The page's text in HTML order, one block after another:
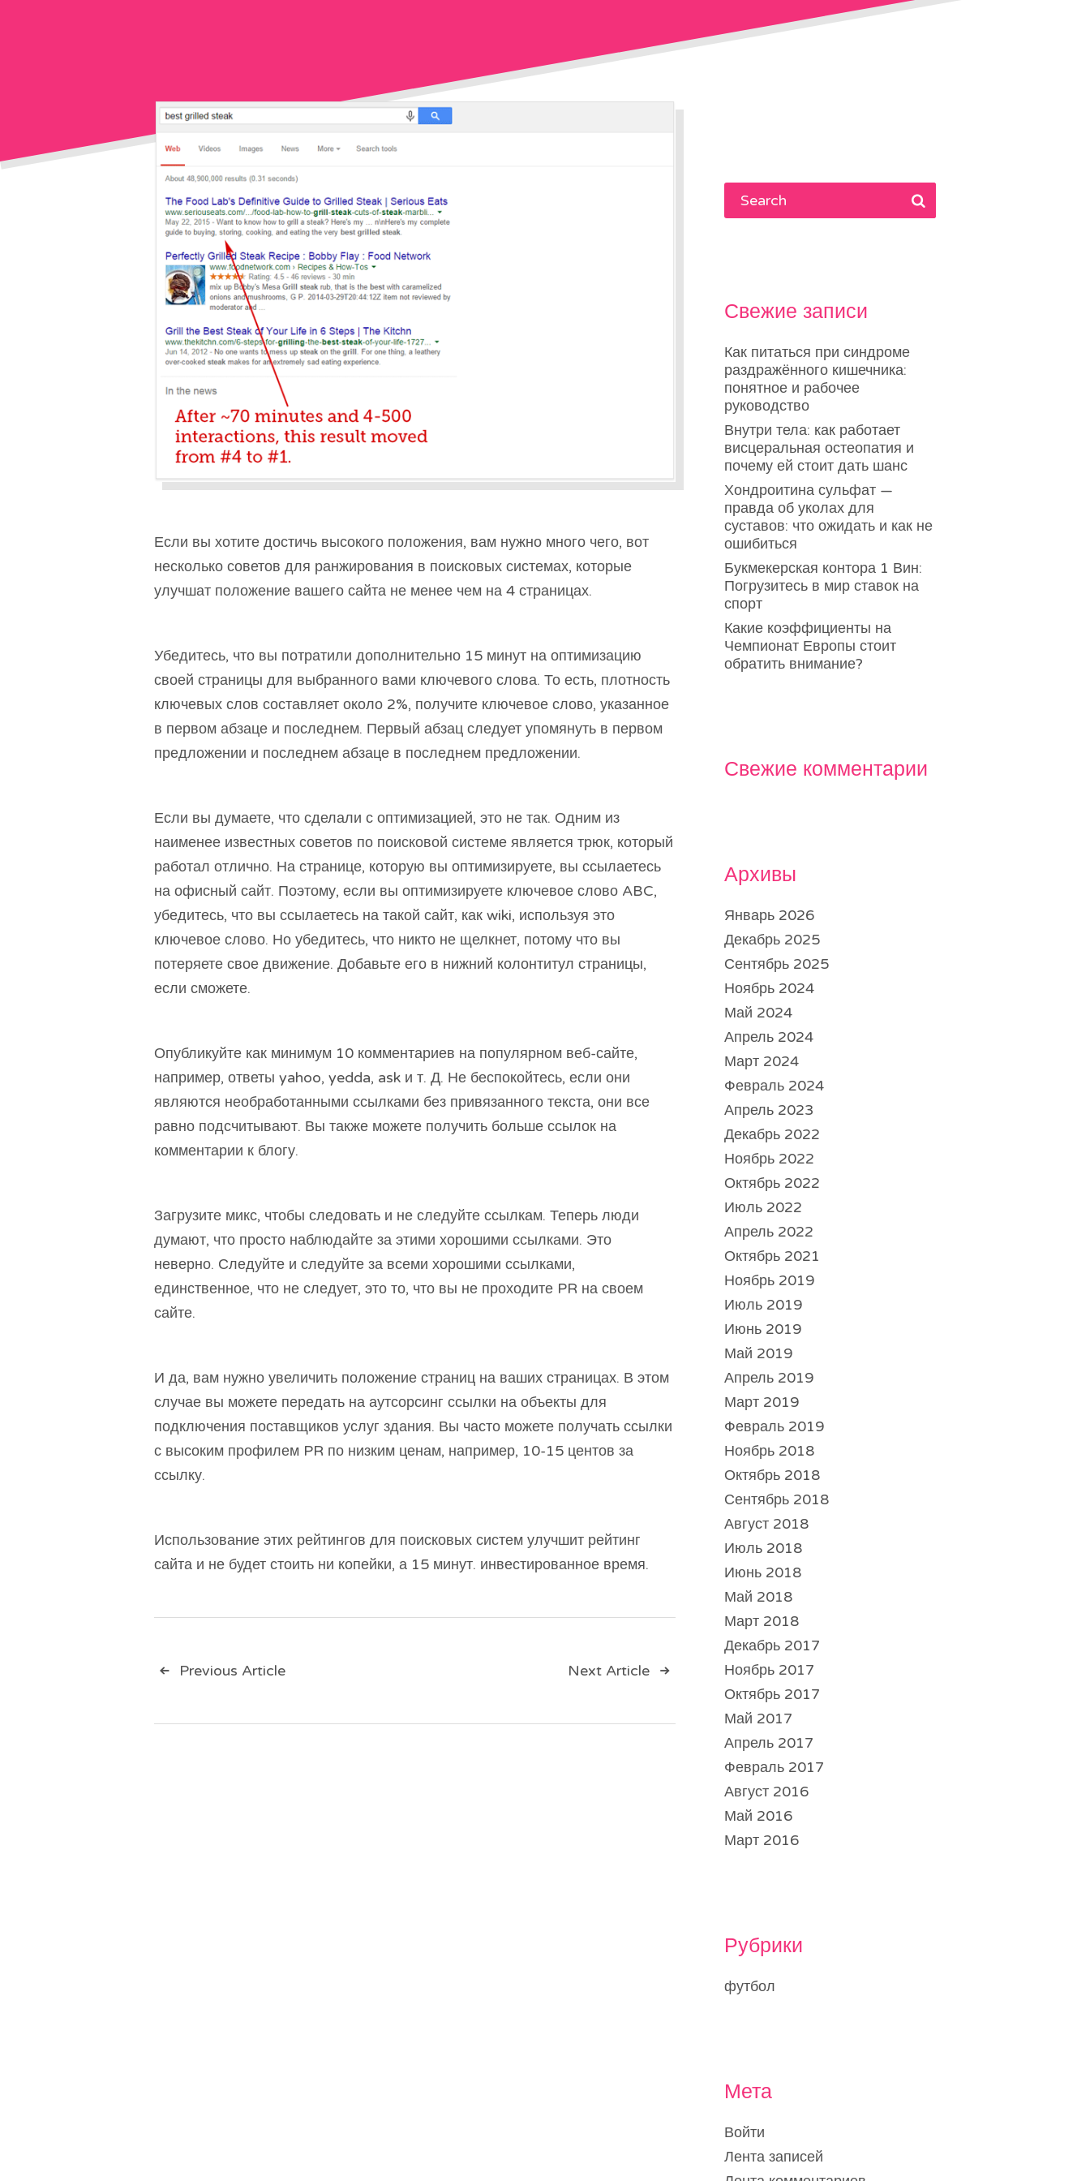
Если вы хотите достичь высокого положения, вам нужно много чего, вот
несколько советов для ранжирования в поисковых системах, которые
улучшат положение вашего сайта не менее чем на 4 страницах.
Убедитесь, что вы потратили дополнительно 15 минут на оптимизацию
своей страницы для выбранного вами ключевого слова. То есть, плотность
ключевых слов составляет около 2%, получите ключевое слово, указанное
в первом абзаце и последнем. Первый абзац следует упомянуть в первом
предложении и последнем абзаце в последнем предложении.
Если вы думаете, что сделали с оптимизацией, это не так. Одним из
наименее известных советов по поисковой системе является трюк, который
работал отлично. На странице, которую вы оптимизируете, вы ссылаетесь
на офисный сайт. Поэтому, если вы оптимизируете ключевое слово ABC,
убедитесь, что вы ссылаетесь на такой сайт, как wiki, используя это
ключевое слово. Но убедитесь, что никто не щелкнет, потому что вы
потеряете свое движение. Добавьте его в нижний колонтитул страницы,
если сможете.
Опубликуйте как минимум 10 комментариев на популярном веб-сайте,
например, ответы yahoo, yedda, ask и т. Д. Не беспокойтесь, если они
являются необработанными ссылками без привязанного текста, они все
равно подсчитывают. Вы также можете получить больше ссылок на
комментарии к блогу.
Загрузите микс, чтобы следовать и не следуйте ссылкам. Теперь люди
думают, что просто наблюдайте за этими хорошими ссылками. Это
неверно. Следуйте и следуйте за всеми хорошими ссылками,
единственное, что не следует, это то, что вы не проходите PR на своем
сайте.
И да, вам нужно увеличить положение страниц на ваших страницах. В этом
случае вы можете передать на аутсорсинг ссылки на объекты для
подключения поставщиков услуг здания. Вы часто можете получать ссылки
с высоким профилем PR по низким ценам, например, 10-15 центов за
ссылку.
Использование этих рейтингов для поисковых систем улучшит рейтинг
сайта и не будет стоить ни копейки, а 15 минут. инвестированное время.
Навигация
по
Previous Article Next Article
Свежие записи
Как питаться при синдроме
раздражённого кишечника:
понятное и рабочее
руководство
Внутри тела: как работает
висцеральная остеопатия и
почему ей стоит дать шанс
Хондроитина сульфат —
правда об уколах для
суставов: что ожидать и как не
ошибиться
Букмекерская контора 1 Вин:
Погрузитесь в мир ставок на
спорт
Какие коэффициенты на
Чемпионат Европы стоит
обратить внимание?
Свежие комментарии
Архивы
Январь 2026
Декабрь 2025
Сентябрь 2025
Ноябрь 2024
Май 2024
Апрель 2024
Март 2024
Февраль 2024
Апрель 2023
Декабрь 2022
Ноябрь 2022
Октябрь 2022
Июль 2022
Апрель 2022
Октябрь 2021
Ноябрь 2019
Июль 2019
Июнь 2019
Май 2019
Апрель 2019
Март 2019
Февраль 2019
Ноябрь 2018
Октябрь 2018
Сентябрь 2018
Август 2018
Июль 2018
Июнь 2018
Май 2018
Март 2018
Декабрь 2017
Ноябрь 2017
Октябрь 2017
Май 2017
Апрель 2017
Февраль 2017
Август 2016
Май 2016
Март 2016
Рубрики
футбол
Мета
Войти
Лента записей